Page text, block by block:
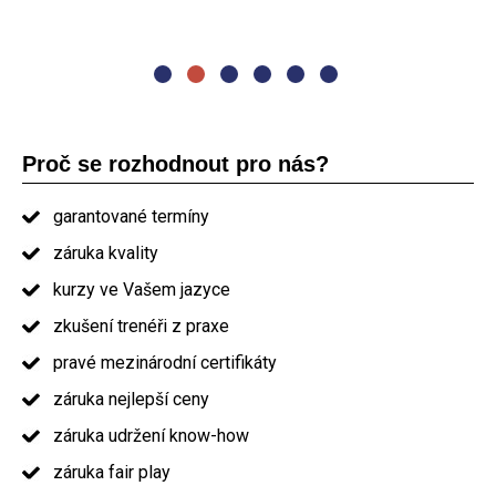
Proč se rozhodnout pro nás?
garantované termíny
záruka kvality
kurzy ve Vašem jazyce
zkušení trenéři z praxe
pravé mezinárodní certifikáty
záruka nejlepší ceny
záruka udržení know-how
záruka fair play